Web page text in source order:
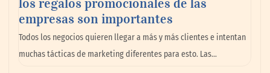
empresas son importantes
Todos los negocios quieren llegar a más y más clientes e intentan
muchas tácticas de marketing diferentes para esto. Las…